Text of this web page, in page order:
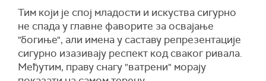
Тим који је спој младости и искуства сигурно
не спада у главне фаворите за освајање
"богиње", али имена у саставу репрезентације
сигурно изазивају респект код сваког ривала.
Међутим, праву снагу "ватрени" морају